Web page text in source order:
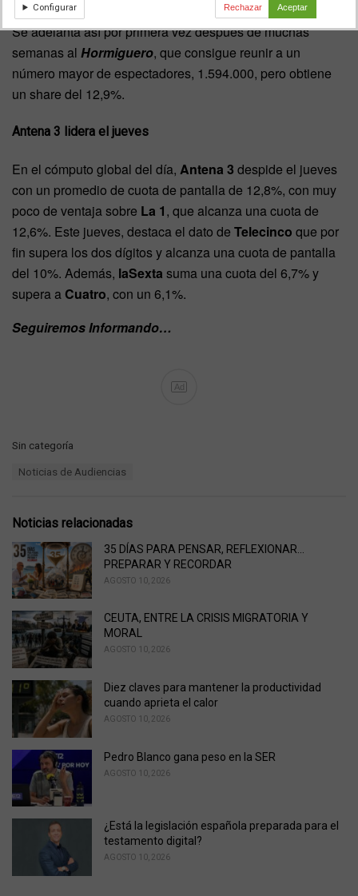
alcanzando un
y 1.595.000 espectadores.
Se adelanta así por primera vez después de muchas
semanas al Hormiguero, que consigue reunir a un
número mayor de espectadores, 1.594.000, pero obtiene
un share del 12,9%.
Antena 3 lidera el jueves
En el cómputo global del día, Antena 3 despide el jueves
con un promedio de cuota de pantalla de 12,8%, con muy
poco de ventaja sobre La 1, que alcanza una cuota de
12,6%. Este jueves, destaca el dato de Telecinco que por
fin supera los dos dígitos y alcanza una cuota de pantalla
del 10%. Además, laSexta suma una cuota del 6,7% y
supera a Cuatro, con un 6,1%.
Seguiremos Informando…
Ad
C
o
r
i
e
s
:
Sin categoría
:
Noticias de Audiencias
Noticias relacionadas
35 DÍAS PARA PENSAR, REFLEXIONAR...
PREPARAR Y RECORDAR
AGOSTO 10, 2026
CEUTA, ENTRE LA CRISIS MIGRATORIA Y
MORAL
AGOSTO 10, 2026
Diez claves para mantener la productividad
cuando aprieta el calor
AGOSTO 10, 2026
Pedro Blanco gana peso en la SER
AGOSTO 10, 2026
¿Está la legislación española preparada para el
testamento digital?
AGOSTO 10, 2026
Configurar Rechazar Aceptar